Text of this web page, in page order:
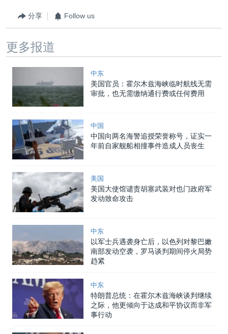
分享 Follow us
更多报道
中东
美国官员：霍尔木兹海峡临时航线无需
审批，也无需缴纳通行费或任何费用
中国
中国向两名海警追授荣誉称号，证实一
年前自家舰船相撞事件造成人员丧生
美国
美国大使馆谴责胡塞武装对也门政府军
发动致命攻击
中东
以军士兵遇袭身亡后，以色列对黎巴嫩
南部发动空袭，罗马谈判期间停火局势
趋紧
中东
特朗普总统：在霍尔木兹海峡谈判继续
之际，他更倾向于达成和平协议而非军
事行动